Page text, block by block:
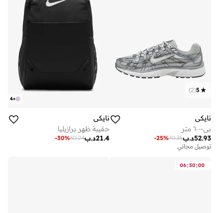
5
(
2
)
نايكي
بي-٦٠٠٠ متر
د.ب52.93
70.35
-25%
توصيل مجاني
+
4
نايكي
حقيبة ظهر برازيليا
د.ب21.4
30.24
-30%
06:50:00